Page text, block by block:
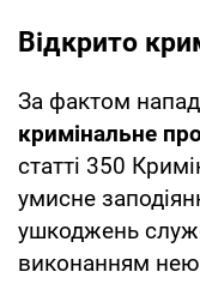
Відкрито
За фактом
кримінальне
статті 350
умисне
ушкоджень
виконанням